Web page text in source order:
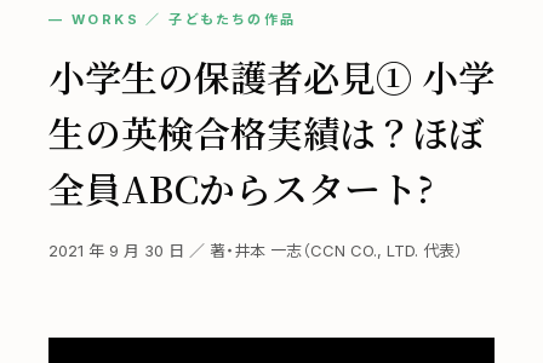
— WORKS ／ 子どもたちの作品
小学生の保護者必見① 小学
生の英検合格実績は？ほぼ
全員ABCからスタート?
2021 年 9 月 30 日 ／ 著・井本 一志（CCN CO., LTD. 代表）